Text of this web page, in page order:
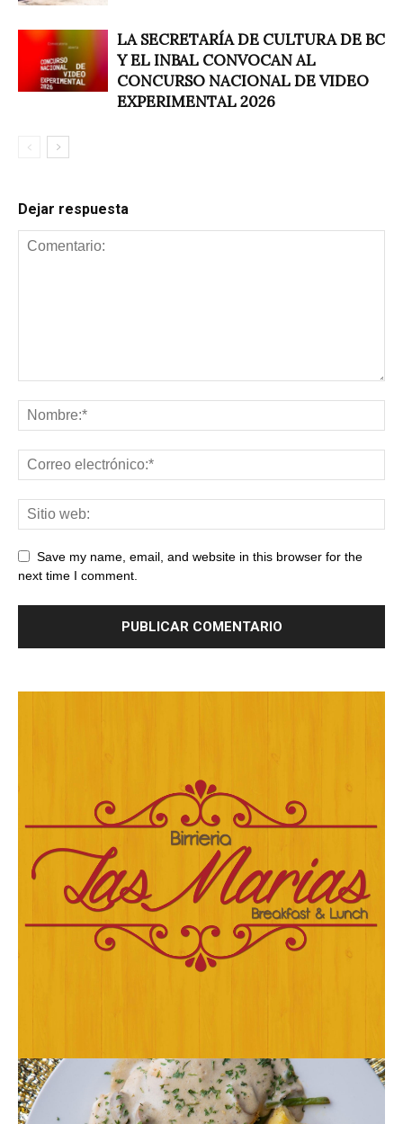
LA SECRETARÍA DE CULTURA DE BC
Y EL INBAL CONVOCAN AL
CONCURSO NACIONAL DE VIDEO
EXPERIMENTAL 2026
Dejar respuesta
Save my name, email, and website in this browser for the
next time I comment.